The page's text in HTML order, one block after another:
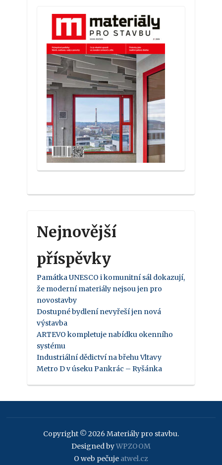
Nejnovější
příspěvky
Památka UNESCO i komunitní sál dokazují,
že moderní materiály nejsou jen pro
novostavby
Dostupné bydlení nevyřeší jen nová
výstavba
ARTEVO kompletuje nabídku okenního
systému
Industriální dědictví na břehu Vltavy
Metro D v úseku Pankrác – Ryšánka
Copyright © 2026 Materiály pro stavbu.
Designed byWPZOOM
O web pečuje atwel.cz